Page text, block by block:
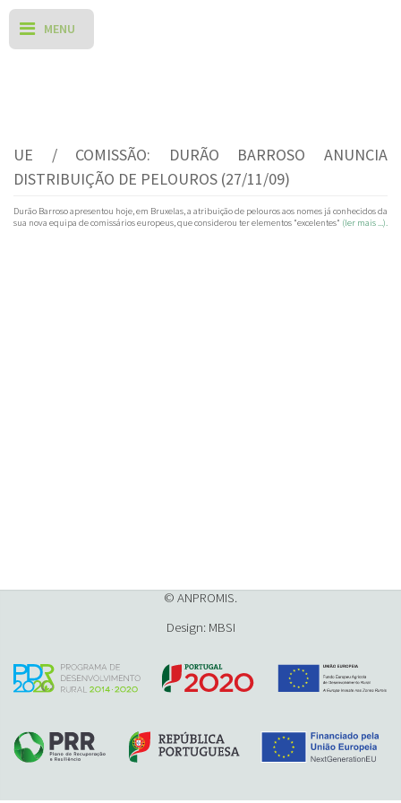
UE / COMISSÃO: DURÃO BARROSO ANUNCIA
DISTRIBUIÇÃO DE PELOUROS (27/11/09)
Durão Barroso apresentou hoje, em Bruxelas, a atribuição de pelouros aos nomes já conhecidos da
sua nova equipa de comissários europeus, que considerou ter elementos "excelentes" (ler mais ...).
© ANPROMIS.
Design: MBSI